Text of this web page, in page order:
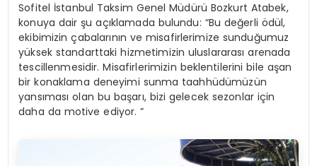
Sofitel İstanbul Taksim Genel Müdürü Bozkurt Atabek,
konuya dair şu açıklamada bulundu: “Bu değerli ödül,
ekibimizin çabalarının ve misafirlerimize sunduğumuz
yüksek standarttaki hizmetimizin uluslararası arenada
tescillenmesidir. Misafirlerimizin beklentilerini bile aşan
bir konaklama deneyimi sunma taahhüdümüzün
yansıması olan bu başarı, bizi gelecek sezonlar için
daha da motive ediyor. ”